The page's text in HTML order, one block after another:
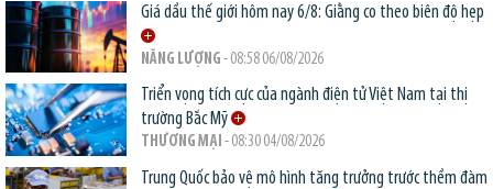
Giá dầu thế giới hôm nay 6/8: Giằng co theo biên độ hẹp
NĂNG LƯỢNG - 08:58 06/08/2026
Triển vọng tích cực của ngành điện tử Việt Nam tại thị
trường Bắc Mỹ
THƯƠNG MẠI - 08:30 04/08/2026
Trung Quốc bảo vệ mô hình tăng trưởng trước thềm đàm